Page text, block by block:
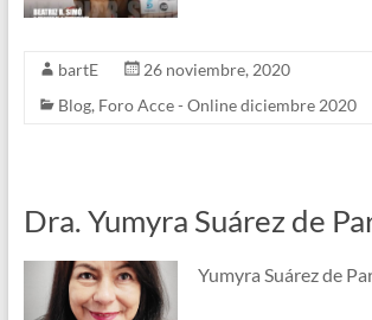
bartE
26 noviembre, 2020
Blog, Foro Acce - Online diciembre 2020
Dra. Yumyra Suárez de
Yumyra Suárez de